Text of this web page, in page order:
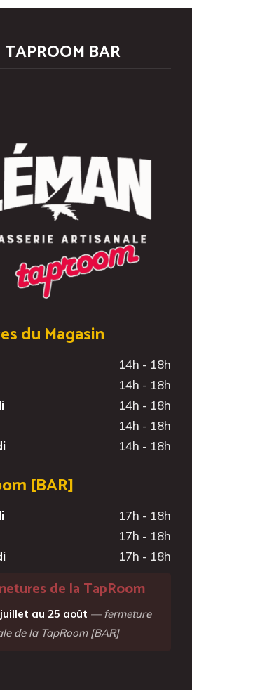
TAPROOM BAR
du Magasin
14h - 18h
14h - 18h
14h - 18h
14h - 18h
14h - 18h
[BAR]
17h - 18h
17h - 18h
17h - 18h
de la TapRoom
au 25 août — fermeture
de la TapRoom [BAR]